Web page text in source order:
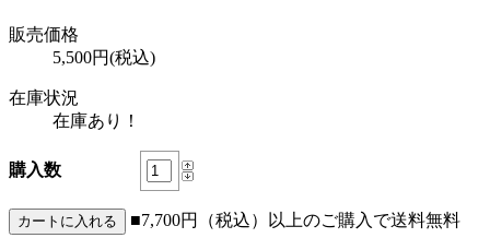
販売価格
5,500円(税込)
在庫状況
在庫あり！
購入数
■7,700円（税込）以上のご購入で送料無料